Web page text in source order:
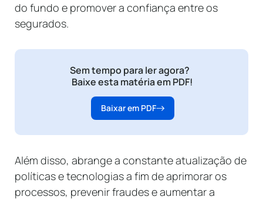
do fundo e promover a confiança entre os
segurados.
Sem tempo para ler agora?
Baixe esta matéria em PDF!
Baixar em PDF
Além disso, abrange a constante atualização de
políticas e tecnologias a fim de aprimorar os
processos, prevenir fraudes e aumentar a